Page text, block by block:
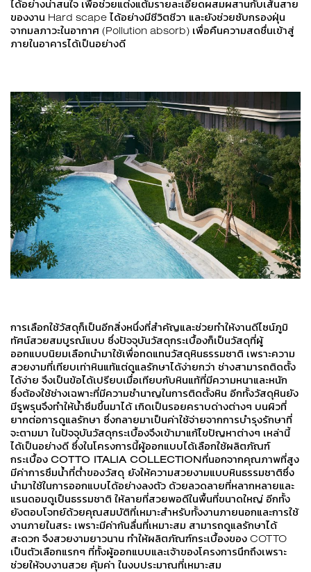
ได้อย่างน่าสนใจ เพื่อช่วยแต่งแต้มรายละเอียดผสมผสานกับเส้นสาย
ของงาน Hard scape ได้อย่างมีชีวิตชีวา และยังช่วยซับกรองฝุ่น
จากมลภาวะในอากาศ (Pollution absorb) เพื่อคืนความสดชื่นเข้าสู่
ภายในอาคารได้เป็นอย่างดี
การเลือกใช้วัสดุก็เป็นอีกสิ่งหนึ่งที่สำคัญและช่วยทำให้งานดีไซน์ภูมิ
ทัศน์สวยสมบูรณ์แบบ ซึ่งปัจจุบันวัสดุกระเบื้องก็เป็นวัสดุที่ผู้
ออกแบบนิยมเลือกนำมาใช้เพื่อทดแทนวัสดุหินธรรมชาติ เพราะความ
สวยงามที่เทียบเท่าหินแท้แต่ดูแลรักษาได้ง่ายกว่า ช่างสามารถติดตั้ง
ได้ง่าย จึงเป็นข้อได้เปรียบเมื่อเทียบกับหินแท้ที่มีความหนาและหนัก
ซึ่งต้องใช้ช่างเฉพาะที่มีความชำนาญในการติดตั้งหิน อีกทั้งวัสดุหินยัง
มีรูพรุนจึงทำให้น้ำซึมขึ้นมาได้ เกิดเป็นรอยคราบด่างต่างๆ บนผิวที่
ยากต่อการดูแลรักษา ซึ่งกลายมาเป็นค่าใช้จ่ายจากการบำรุงรักษาที่
จะตามมา ในปัจจุบันวัสดุกระเบื้องจึงเข้ามาแก้ไขปัญหาต่างๆ เหล่านี้
ได้เป็นอย่างดี ซึ่งในโครงการนี้ผู้ออกแบบได้เลือกใช้ผลิตภัณฑ์
กระเบื้อง COTTO ITALIA COLLECTIONที่นอกจากคุณภาพที่สูง
มีค่าการซึมน้ำที่ต่ำของวัสดุ ยังให้ความสวยงามแบบหินธรรมชาติซึ่ง
นำมาใช้ในการออกแบบได้อย่างลงตัว ด้วยลวดลายที่หลากหลายและ
แรนดอมดูเป็นธรรมชาติ ให้ลายที่สวยพอดีในพื้นที่ขนาดใหญ่ อีกทั้ง
ยังตอบโจทย์ด้วยคุณสมบัติที่เหมาะสำหรับทั้งงานภายนอกและการใช้
งานภายในสระ เพราะมีค่ากันลื่นที่เหมาะสม สามารถดูแลรักษาได้
สะดวก จึงสวยงามยาวนาน ทำให้ผลิตภัณฑ์กระเบื้องของ COTTO
เป็นตัวเลือกแรกๆ ที่ทั้งผู้ออกแบบและเจ้าของโครงการนึกถึงเพราะ
ช่วยให้จบงานสวย คุ้มค่า ในงบประมาณที่เหมาะสม